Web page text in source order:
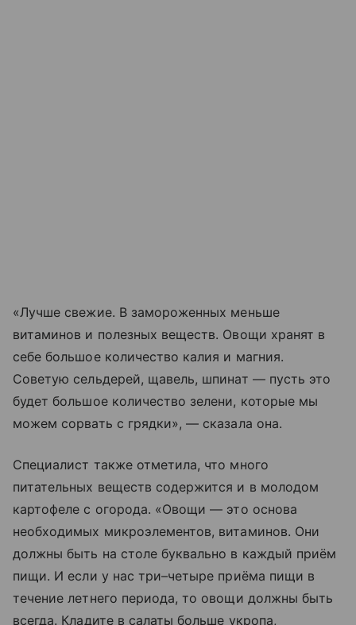
«Лучше свежие. В замороженных меньше
витаминов и полезных веществ. Овощи хранят в
себе большое количество калия и магния.
Советую сельдерей, щавель, шпинат — пусть это
будет большое количество зелени, которые мы
можем сорвать с грядки», — сказала она.
Специалист также отметила, что много
питательных веществ содержится и в молодом
картофеле с огорода. «Овощи — это основа
необходимых микроэлементов, витаминов. Они
должны быть на столе буквально в каждый приём
пищи. И если у нас три–четыре приёма пищи в
течение летнего периода, то овощи должны быть
всегда. Кладите в салаты больше укропа,